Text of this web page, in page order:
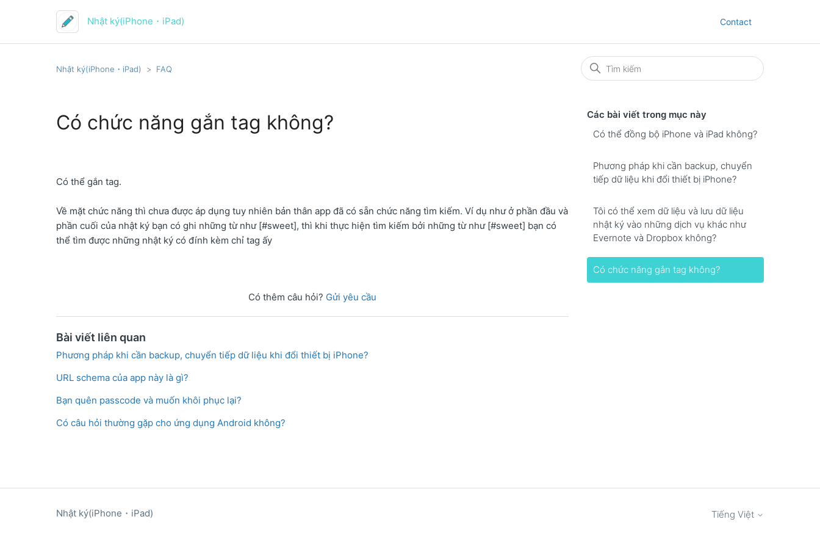
Nhật ký(iPhone・iPad) Contact
Nhật ký(iPhone・iPad) FAQ
Các bài viết trong mục này
Có thể đồng bộ iPhone và iPad không?
Phương pháp khi cần backup, chuyển
tiếp dữ liệu khi đổi thiết bị iPhone?
Tôi có thể xem dữ liệu và lưu dữ liệu
nhật ký vào những dịch vụ khác như
Evernote và Dropbox không?
Có chức năng gắn tag không?
Có chức năng gắn tag không?
Có thể gắn tag.
Về mặt chức năng thì chưa được áp dụng tuy nhiên bản thân app đã có sẵn chức năng tìm kiếm. Ví dụ như ở phần đầu và
phần cuối của nhật ký bạn có ghi những từ như [#sweet], thì khi thực hiện tìm kiếm bởi những từ như [#sweet] bạn có
thể tìm được những nhật ký có đính kèm chỉ tag ấy
Có thêm câu hỏi? Gửi yêu cầu
Bài viết liên quan
Phương pháp khi cần backup, chuyển tiếp dữ liệu khi đổi thiết bị iPhone?
URL schema của app này là gì?
Bạn quên passcode và muốn khôi phục lại?
Có câu hỏi thường gặp cho ứng dụng Android không?
Nhật ký(iPhone・iPad) Tiếng Việt